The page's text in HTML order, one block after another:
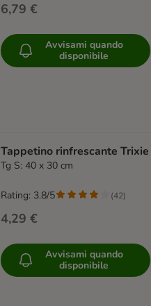
6,79 €
Avvisami quando
disponibile
Tappetino rinfrescante Trixie
Tg S: 40 x 30 cm
4,29 €
Rating: 3.8/5 (42)
Avvisami quando
disponibile